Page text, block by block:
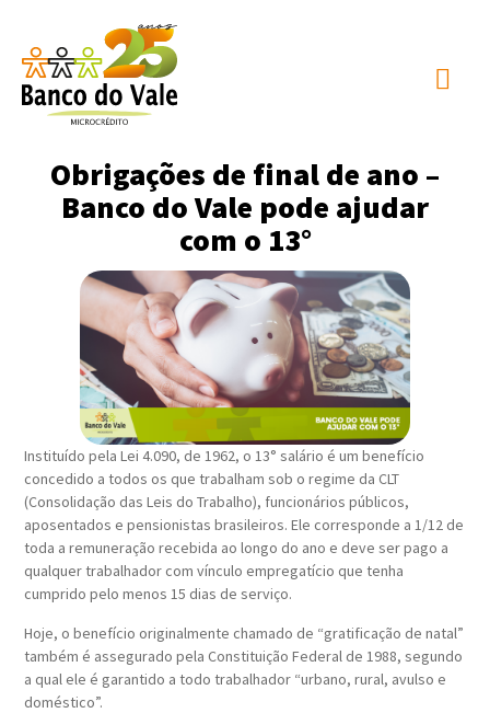
Obrigações de final de ano –
Banco do Vale pode ajudar
com o 13°
Instituído pela Lei 4.090, de 1962, o 13° salário é um benefício
concedido a todos os que trabalham sob o regime da CLT
(Consolidação das Leis do Trabalho), funcionários públicos,
aposentados e pensionistas brasileiros. Ele corresponde a 1/12 de
toda a remuneração recebida ao longo do ano e deve ser pago a
qualquer trabalhador com vínculo empregatício que tenha
cumprido pelo menos 15 dias de serviço.
Hoje, o benefício originalmente chamado de “gratificação de natal”
também é assegurado pela Constituição Federal de 1988, segundo
a qual ele é garantido a todo trabalhador “urbano, rural, avulso e
doméstico”.